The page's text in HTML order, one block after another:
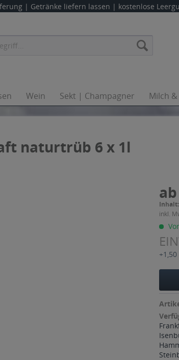
| Getränke liefern lassen | kostenlose
Wein Sekt | Champagner Milch
naturtrüb 6 x 1l
Inhalt:
inkl.